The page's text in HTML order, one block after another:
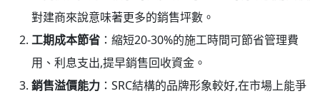
對建商來說意味著更多的銷售坪數。
工期成本節省 ：縮短20-30%的施工時間可節省管理費
用、利息支出,提早銷售回收資金。
銷售溢價能力 ：SRC結構的品牌形象較好,在市場上能爭